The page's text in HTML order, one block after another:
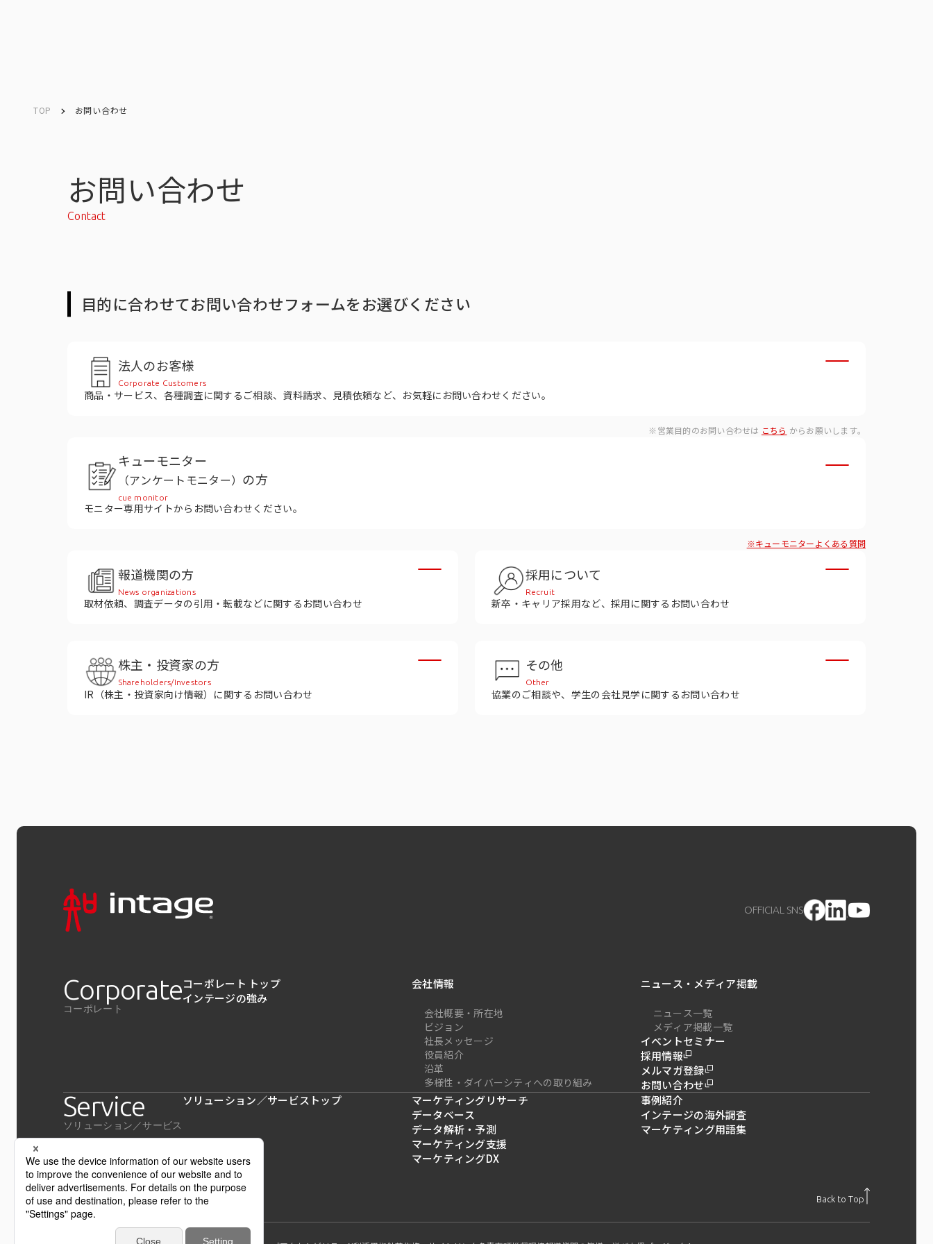
会社概要・所在地 ビジョン
役員紹介
TOP お問い合わせ
お問い合わせ
Contact
目的に合わせてお問い合わせフォームをお選びください
法人のお客様
Corporate Customers
商品・サービス、各種調査に関するご相談、資料請求、見積依頼など、お気軽にお問い合わせください。
※営業目的のお問い合わせは こちら からお願いします。
キューモニター
（アンケートモニター） の方
cue monitor
モニター専用サイトからお問い合わせください。
※キューモニターよくある質問
報道機関の方
News organizations
取材依頼、調査データの引用・転載などに関するお問い合わせ
採用について
Recruit
新卒・キャリア採用など、採用に関するお問い合わせ
株主・投資家の方
Shareholders/Investors
IR（株主・投資家向け情報）に関するお問い合わせ
その他
Other
協業のご相談や、学生の会社見学に関するお問い合わせ
OFFICIAL SNS
Corporate
コーポレート
コーポレート トップ
インテージの強み
会社情報
会社概要・所在地
ビジョン
社長メッセージ
役員紹介
沿革
多様性・ダイバーシティへの取り組み
ニュース・メディア掲載
ニュース一覧
メディア掲載一覧
イベントセミナー
採用情報
メルマガ登録
お問い合わせ
Service
ソリューション／サービス
ソリューション／サービストップ
マーケティングリサーチ
データベース
データ解析・予測
マーケティング支援
マーケティングDX
事例紹介
インテージの海外調査
マーケティング用語集
Back to Top